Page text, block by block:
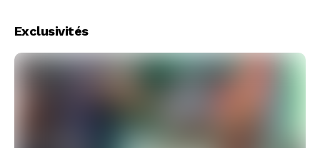
Exclusivités